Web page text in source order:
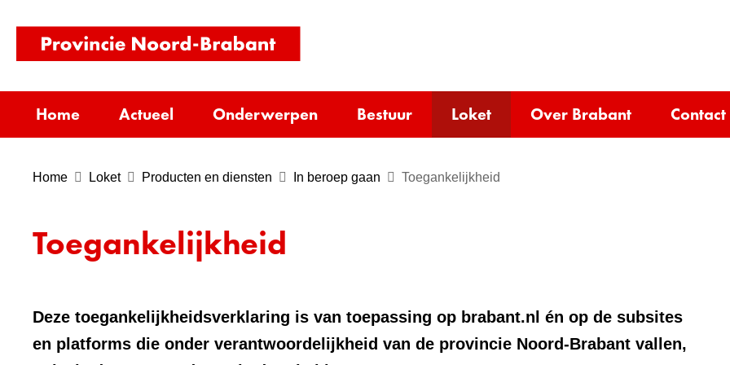
inhoud
homepage)
Home Actueel Onderwerpen Bestuur Loket Over Brabant Contact
Home Loket Producten en diensten In beroep gaan Toegankelijkheid
Toegankelijkheid
Deze toegankelijkheidsverklaring is van toepassing op brabant.nl én op de subsites
en platforms die onder verantwoordelijkheid van de provincie Noord-Brabant vallen,